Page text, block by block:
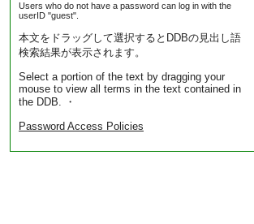
Users who do not have a password can log in with the
userID "guest".
本文をドラッグして選択するとDDBの見出し語
検索結果が表示されます。
Select a portion of the text by dragging your
mouse to view all terms in the text contained in
the DDB. ・
Password Access Policies